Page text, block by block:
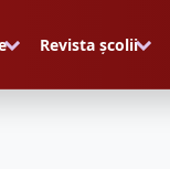
Revista școlii